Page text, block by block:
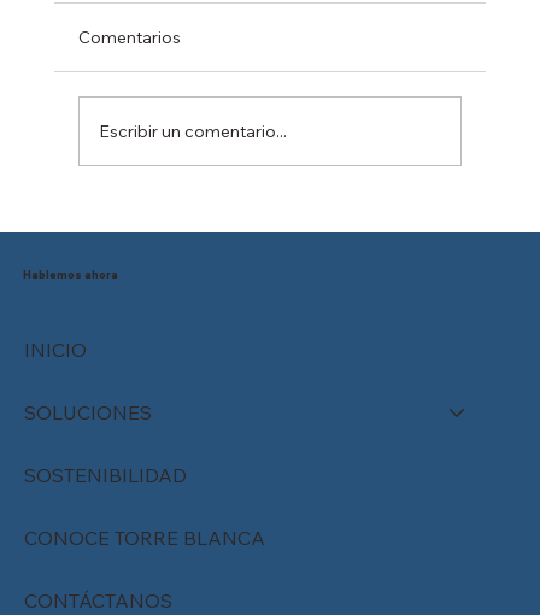
Comentarios
Escribir un comentario...
INICIO
SOLUCIONES
SOSTENIBILIDAD
CONOCE TORRE BLANCA
CONTÁCTANOS
Hablemos ahora